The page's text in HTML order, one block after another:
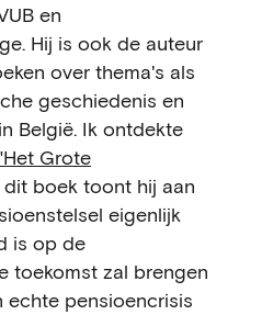
en
Hij is ook de auteur
over thema's als
geschiedenis en
België. Ik ontdekte
Grote
dit boek toont hij aan
eigenlijk
is op de
toekomst zal brengen
echte pensioencrisis